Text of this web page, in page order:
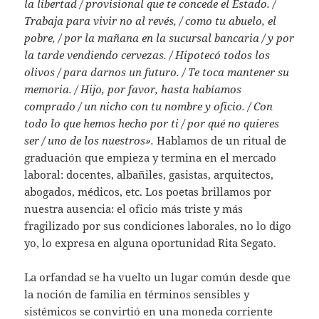
la libertad / provisional que te concede el Estado. /
Trabaja para vivir no al revés, / como tu abuelo, el
pobre, / por la mañana en la sucursal bancaria / y por
la tarde vendiendo cervezas. / Hipotecó todos los
olivos / para darnos un futuro. / Te toca mantener su
memoria. / Hijo, por favor, hasta habíamos
comprado / un nicho con tu nombre y oficio. / Con
todo lo que hemos hecho por ti / por qué no quieres
ser / uno de los nuestros».Hablamos de un ritual de
graduación que empieza y termina en el mercado
laboral: docentes, albañiles, gasistas, arquitectos,
abogados, médicos, etc. Los poetas brillamos por
nuestra ausencia: el oficio más triste y más
fragilizado por sus condiciones laborales, no lo digo
yo, lo expresa en alguna oportunidad Rita Segato.
La orfandad se ha vuelto un lugar común desde que
la noción de familia en términos sensibles y
sistémicos se convirtió en una moneda corriente